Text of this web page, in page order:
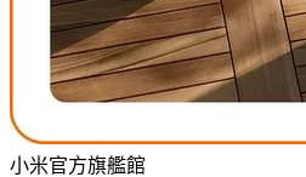
小米官方旗艦館